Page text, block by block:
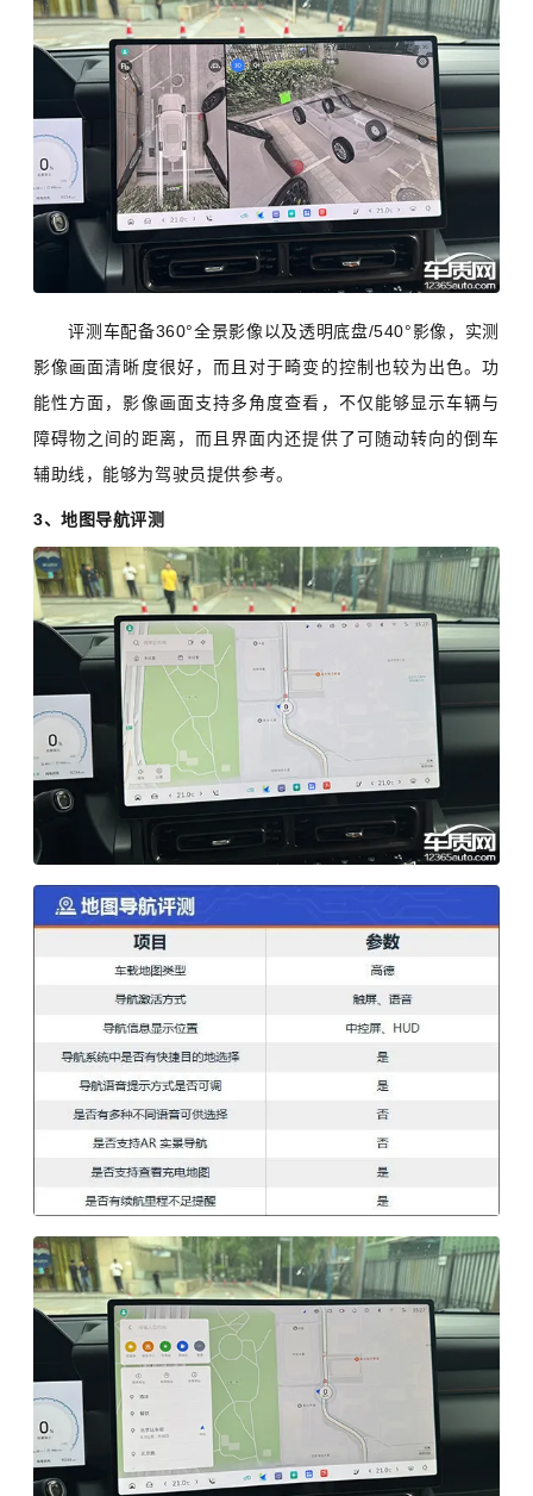
评测车配备360°全景影像以及透明底盘/540°影像，实测
影像画面清晰度很好，而且对于畸变的控制也较为出色。功
能性方面，影像画面支持多角度查看，不仅能够显示车辆与
障碍物之间的距离，而且界面内还提供了可随动转向的倒车
辅助线，能够为驾驶员提供参考。
3、地图导航评测